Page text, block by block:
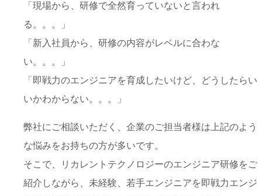
「現場から、研修で全然育っていないと言われ
る。。。」
「新入社員から、研修の内容がレベルに合わな
い。。。」
「即戦力のエンジニアを育成したいけど、どうしたらい
いかわからない。。。」
弊社にご相談いただく、企業のご担当者様は上記のよう
な悩みをお持ちの方が多いです。
そこで、リカレントテクノロジーのエンジニア研修をご
紹介しながら、未経験、若手エンジニアを即戦力エンジ